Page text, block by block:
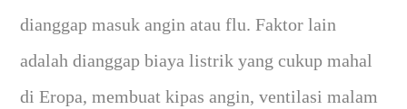
dianggap masuk angin atau flu. Faktor lain
adalah dianggap biaya listrik yang cukup mahal
di Eropa, membuat kipas angin, ventilasi malam